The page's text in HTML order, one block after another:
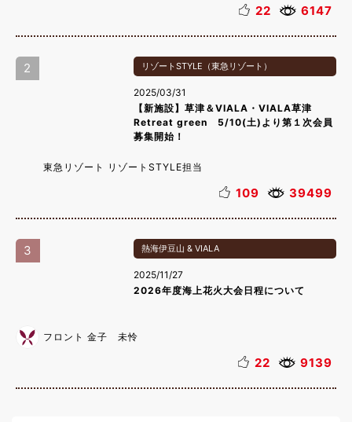
22 6147
2 リゾートSTYLE（東急リゾート）
2025/03/31
【新施設】草津＆VIALA・VIALA草津
Retreat green 5/10(土)より第１次会員
募集開始！
東急リゾート リゾートSTYLE担当
109 39499
3 熱海伊豆山 & VIALA
2025/11/27
2026年度海上花火大会日程について
フロント 金子 未怜
22 9139